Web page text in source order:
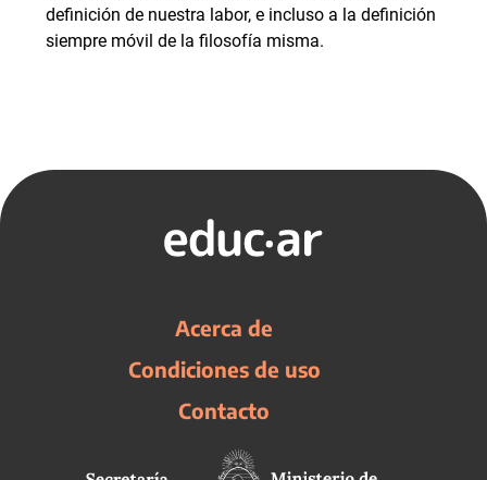
definición de nuestra labor, e incluso a la definición
siempre móvil de la filosofía misma.
Acerca de
Condiciones de uso
Contacto